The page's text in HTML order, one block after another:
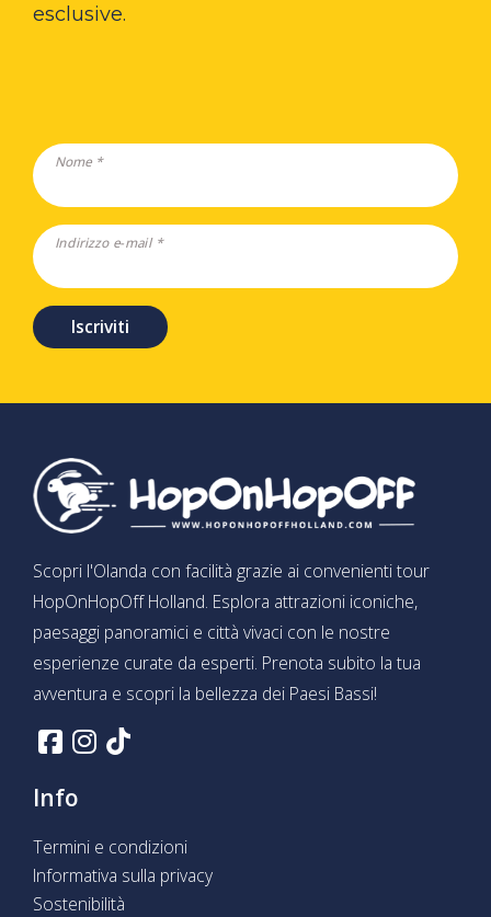
esclusive.
Nome *
Indirizzo e-mail *
Iscriviti
Scopri l'Olanda con facilità grazie ai convenienti tour
HopOnHopOff Holland. Esplora attrazioni iconiche,
paesaggi panoramici e città vivaci con le nostre
esperienze curate da esperti. Prenota subito la tua
avventura e scopri la bellezza dei Paesi Bassi!
Info
Termini e condizioni
Informativa sulla privacy
Sostenibilità